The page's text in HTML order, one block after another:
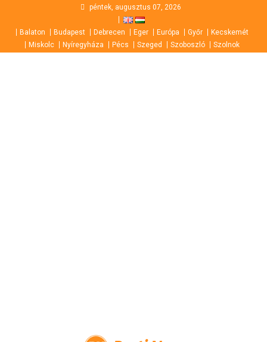
content
péntek, augusztus 07, 2026
Balaton Budapest Debrecen Eger Európa Győr
Kecskemét
Miskolc
Nyíregyháza Pécs Szeged Szoboszló Szolnok